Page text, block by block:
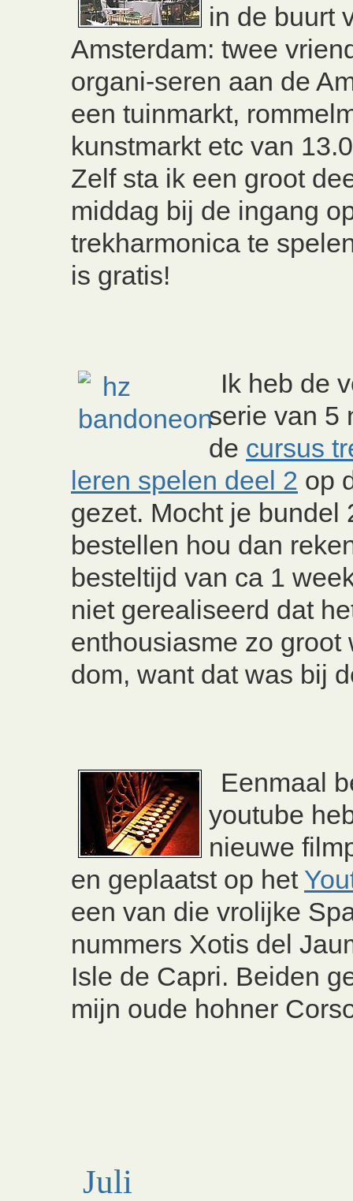
in de buurt
Amsterdam: twee
organi-seren aan de
een tuinmarkt,
kunstmarkt etc van
Zelf sta ik een groot
middag bij de ingang
trekharmonica te
is gratis!
Ik heb de
serie van 5
de cursus
leren spelen deel 2 op
gezet. Mocht je bundel
bestellen hou dan
besteltijd van ca 1
niet gerealiseerd dat
enthousiasme zo groot
dom, want dat was bij
Eenmaal
youtube
nieuwe
en geplaatst op het
een van die vrolijke
nummers Xotis del
Isle de Capri. Beiden
mijn oude hohner
Juli